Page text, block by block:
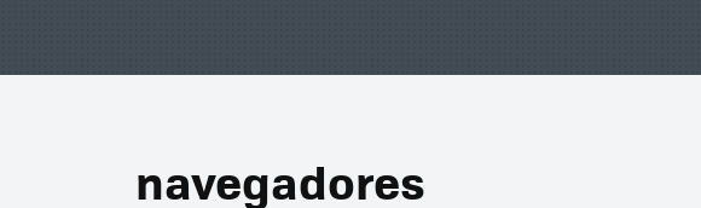
navegadores